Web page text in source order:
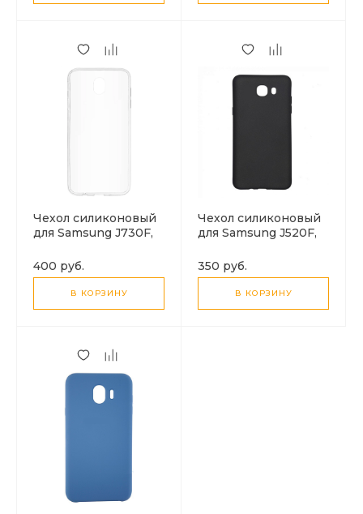
Чехол силиконовый
для Samsung J730F,
HOCO, Ultra-slim,
прозрачный
400 руб.
В КОРЗИНУ
Чехол силиконовый
для Samsung J520F,
черный
350 руб.
В КОРЗИНУ